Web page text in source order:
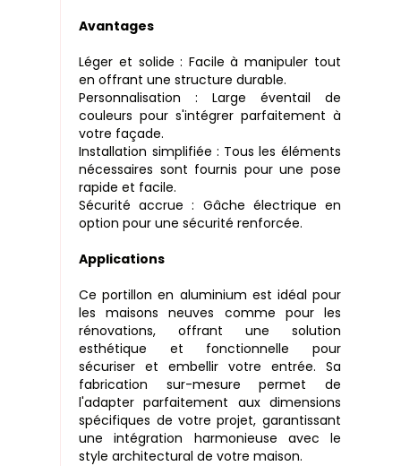
Avantages
Léger et solide : Facile à manipuler tout
en offrant une structure durable.
Personnalisation : Large éventail de
couleurs pour s'intégrer parfaitement à
votre façade.
Installation simplifiée : Tous les éléments
nécessaires sont fournis pour une pose
rapide et facile.
Sécurité accrue : Gâche électrique en
option pour une sécurité renforcée.
Applications
Ce portillon en aluminium est idéal pour
les maisons neuves comme pour les
rénovations, offrant une solution
esthétique et fonctionnelle pour
sécuriser et embellir votre entrée. Sa
fabrication sur-mesure permet de
l'adapter parfaitement aux dimensions
spécifiques de votre projet, garantissant
une intégration harmonieuse avec le
style architectural de votre maison.